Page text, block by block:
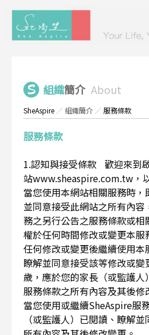
組織簡介 About
SheAspire ／組織簡介 ／服務條款
服務條款
1.認知與接受條款 歡迎來到
站www.sheaspire.com.tw，
當您使用本網站相關服務時
並同意接受此網站之所有內
務之另行公告之服務條款或
權於任何時間修改或變更本
任何修改或變更後繼續使用本
瞭解並同意接受該等修改或
歲，應於您的家長（或監護
服務條款之所有內容及其後修
當您使用或繼續SheAspire服
（或監護人）已閱讀、瞭解